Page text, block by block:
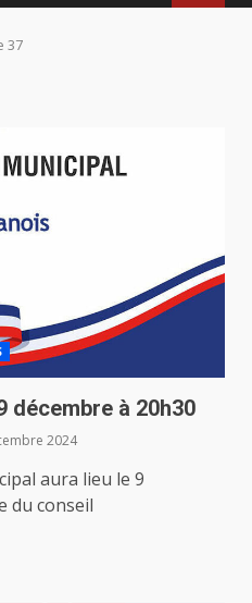
37
décembre à 20h30
2024
aura lieu le 9
du conseil